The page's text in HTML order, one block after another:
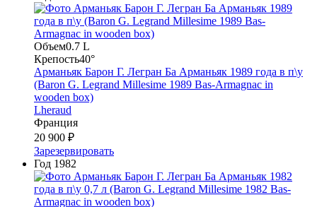
Объем0.7 L
Крепость40°
Арманьяк Барон Г. Легран Ба Арманьяк 1989 года в п\у
(Baron G. Legrand Millesime 1989 Bas-Armagnac in
wooden box)
Lheraud
Франция
20 900 ₽
Зарезервировать
Год 1982